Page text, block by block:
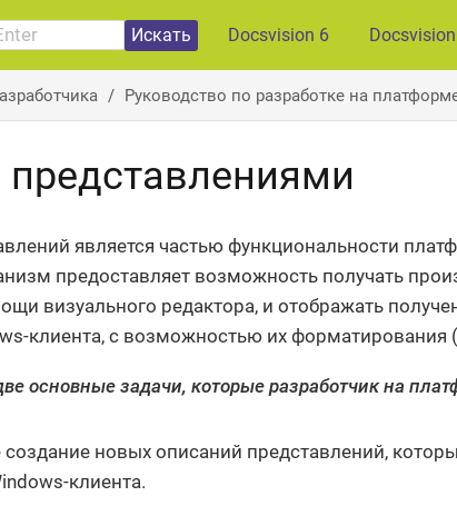
Искать Docsvision 6
Руководство по разработке на
представлениями
является частью функциональности
предоставляет возможность получать
визуального редактора, и отображать
клиента, с возможностью их форматирования
основные задачи, которые разработчик на
новых описаний представлений,
клиента.